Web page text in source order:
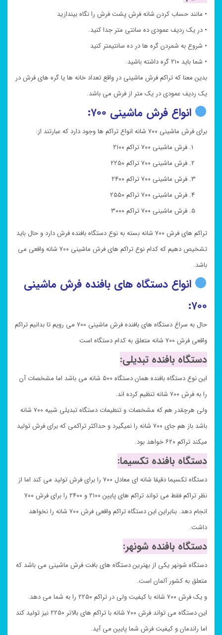
• مانند حساب کردن شانه فرش پشت فرش را نگاه بیندازید
• در یک ردیف عمودی ده سانتی متر جدا کنید.
• شروع به شمردن گره ها در ده سانتیمتر کنید
• شما باید ۲۱۰ گره داشته باشید.
بدین معنا که تراکم فرش ماشینی در واقع تعداد خانه ها یا گره های فرش در
یک ردیف عمودی در یک متر از فرش می باشد.
انواع فرش ماشینی ۷۰۰:
برای فرش ماشینی ۷۰۰ شانه انواع تراکم ها وجود دارد که عبارتند از:
فرش ماشینی ۷۰۰ تراکم ۲۱۰۰
فرش ماشینی ۷۰۰ تراکم ۲۲۵۰
فرش ماشینی ۷۰۰ تراکم ۲۴۰۰
فرش ماشینی ۷۰۰ تراکم ۲۵۵۰
فرش ماشینی ۷۰۰ تراکم ۳۰۰۰
تراکم های فرش ۷۰۰ شانه بسته به نوع دستگاه بافنده فرش دارد و حال باید
تشخیص دهیم که کدام نوع تراکم های فرش ماشینی ۷۰۰ شانه واقعی می
باشد.
انواع دستگاه های بافنده فرش ماشینی
۷۰۰:
حال به سراغ دستگاه های بافنده فرش ماشینی ۷۰۰ می رویم تا بدانیم تراکم
واقعی فرش ۷۰۰ شانه متعلق به کدام دستگاه است
دستگاه بافنده تبدیلی:
این نوع دستگاه بافنده همان دستگاه ۵۰۰ شانه می باشد اما مشخصات آن
را به فرش ۷۰۰ شانه تنظیم کرده اند.
ولی هرچقدر هم که مشخصات و تنطیمات دستگاه تبدیلی شبیه ۷۰۰ شانه
باشد باز هم جای ۷۰۰ شانه را نمیگیرد و حداکثر تراکمی که برای فرش تولید
میکند تراکم ۶۲۰ خواهد بود.
دستگاه بافنده تکسیما:
دستگاه تکسیما دقیقا شانه ای معادل ۷۰۰ را برای فرش تولید می کند اما از
نظر تراکم فقط می تواند تراکم های پایین ۲۱۰۰ و ۲۴۰۰ را برای فرش ۷۰۰
انجام دهد. بنابراین این دستگاه تراکم واقعی فرش ۷۰۰ شانه را نخواهد
داشت.
دستگاه بافنده شونهر:
دستگاه شونهر یکی از بهترین دستگاه های بافت فرش ماشینی می باشد که
متعلق به کشور آلمان است.
و یک فرش ۷۰۰ شانه با کیفیت ولی در تراکم ۲۲۵۰ را به شما می دهد.
این دستگاه می تواند فرش ۷۰۰ شانه با تراکم های بالاتر ۲۲۵۰ نیز تولید کند
اما راندمان و کیفیت فرش شما پایین می آید.